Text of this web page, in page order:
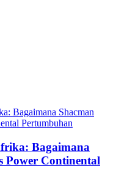
Bagaimana
Power Continental